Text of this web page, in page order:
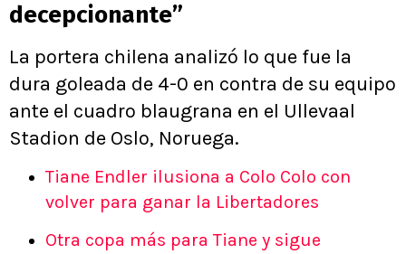
decepcionante”
La portera chilena analizó lo que fue la
dura goleada de 4-0 en contra de su equipo
ante el cuadro blaugrana en el Ullevaal
Stadion de Oslo, Noruega.
Tiane Endler ilusiona a Colo Colo con
volver para ganar la Libertadores
Otra copa más para Tiane y sigue